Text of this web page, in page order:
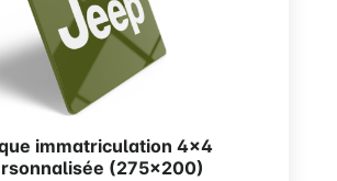
immatriculation 4×4
(275×200)